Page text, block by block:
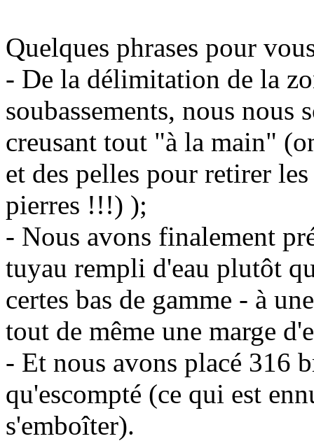
Quelques phrases pour
- De la délimitation de la
soubassements, nous nous
creusant tout "à la main"
et des pelles pour retirer
pierres !!!) );
- Nous avons finalement
tuyau rempli d'eau plutôt
certes bas de gamme - à
tout de même une marge
- Et nous avons placé 316
qu'escompté (ce qui est
s'emboîter).